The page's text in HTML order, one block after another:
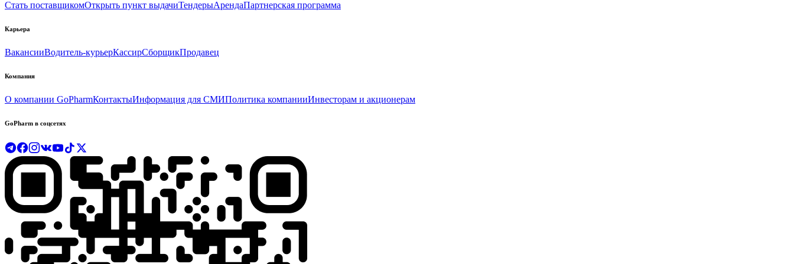
Стать поставщикомОткрыть пункт выдачиТендерыАрендаПартнерская программа
Карьера
ВакансииВодитель-курьерКассирСборщикПродавец
Компания
О компании GoPharmКонтактыИнформация для СМИПолитика компанииИнвесторам и акционерам
GoPharm в соцсетях